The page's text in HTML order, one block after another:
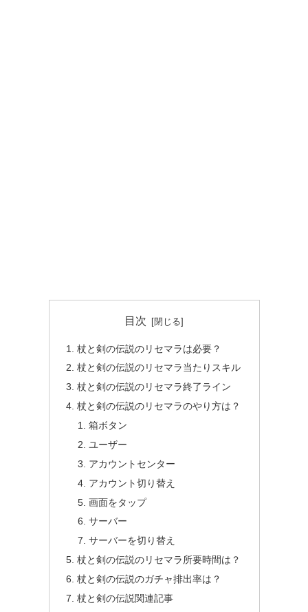
目次
杖と剣の伝説のリセマラは必要？
杖と剣の伝説のリセマラ当たりスキル
杖と剣の伝説のリセマラ終了ライン
杖と剣の伝説のリセマラのやり方は？
箱ボタン
ユーザー
アカウントセンター
アカウント切り替え
画面をタップ
サーバー
サーバーを切り替え
杖と剣の伝説のリセマラ所要時間は？
杖と剣の伝説のガチャ排出率は？
杖と剣の伝説関連記事